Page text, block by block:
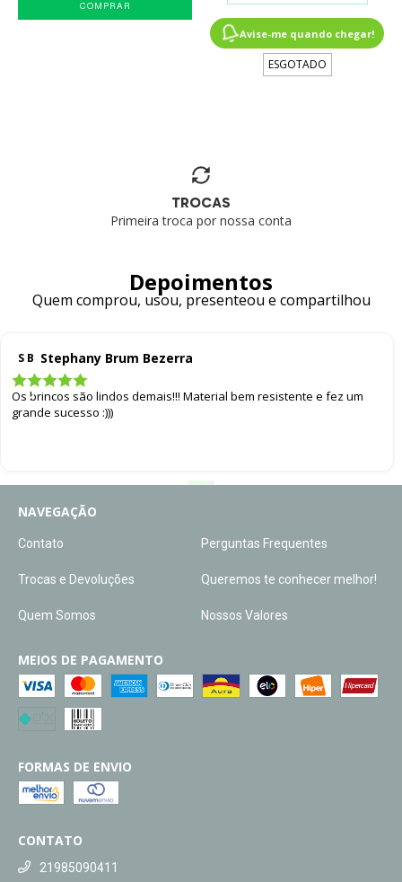
COMPRAR
Avise-me quando chegar!
ESGOTADO
TROCAS
Primeira troca por nossa conta
Depoimentos
Quem comprou, usou, presenteou e compartilhou
S B Stephany Brum Bezerra
Os brincos são lindos demais!!! Material bem resistente e fez um
grande sucesso :)))
NAVEGAÇÃO
Contato Perguntas Frequentes
Trocas e Devoluções Queremos te conhecer melhor!
Quem Somos Nossos Valores
MEIOS DE PAGAMENTO
FORMAS DE ENVIO
CONTATO
21985090411